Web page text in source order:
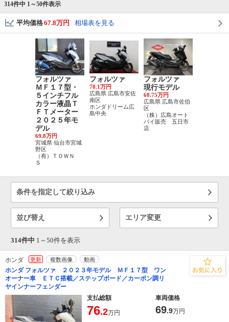
314件中 1～50件表示
平均価格67.8万円 相場表を見る
フォルツァ
ＭＦ１７型・
５インチフル
カラー液晶Ｔ
ＦＴメーター
２０２５年モ
デル
69.8万円
宮城県 仙台市宮城
野区
（有）ＴＯＷＮ
Ｓ
フォルツァ
78.1万円
広島県 広島市安佐
南区
ホンダドリーム広
島中央
フォルツァ
現行モデル
68.75万円
広島県 広島市佐伯
区
（株）広島オート
バイ販売 五日市
店
条件を指定して絞り込み
並び替え エリア変更
314件中 1～ 50件を表示
ホンダ 更新 複数画像 動画
ホンダ フォルツァ ２０２３年モデル ＭＦ１７型 ワン
オーナー車 ＥＴＣ搭載／ステップボード／カーボン調リ
ヤインナーフェンダー
支払総額
車両価格
76.2万円 69.9万円